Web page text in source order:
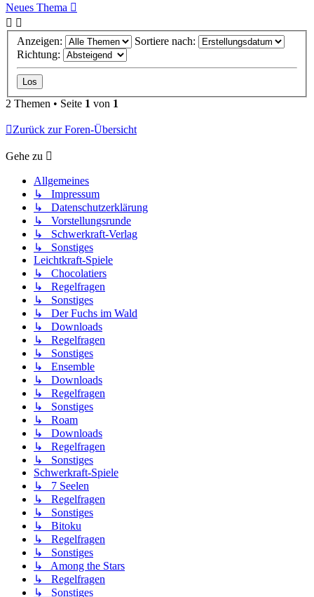
Neues Thema
Anzeigen:
Sortiere nach:
Richtung:
2 Themen • Seite 1 von 1
Zurück zur Foren-Übersicht
Gehe zu
Allgemeines
↳ Impressum
↳ Datenschutzerklärung
↳ Vorstellungsrunde
↳ Schwerkraft-Verlag
↳ Sonstiges
Leichtkraft-Spiele
↳ Chocolatiers
↳ Regelfragen
↳ Sonstiges
↳ Der Fuchs im Wald
↳ Downloads
↳ Regelfragen
↳ Sonstiges
↳ Ensemble
↳ Downloads
↳ Regelfragen
↳ Sonstiges
↳ Roam
↳ Downloads
↳ Regelfragen
↳ Sonstiges
Schwerkraft-Spiele
↳ 7 Seelen
↳ Regelfragen
↳ Sonstiges
↳ Bitoku
↳ Regelfragen
↳ Sonstiges
↳ Among the Stars
↳ Regelfragen
↳ Sonstiges